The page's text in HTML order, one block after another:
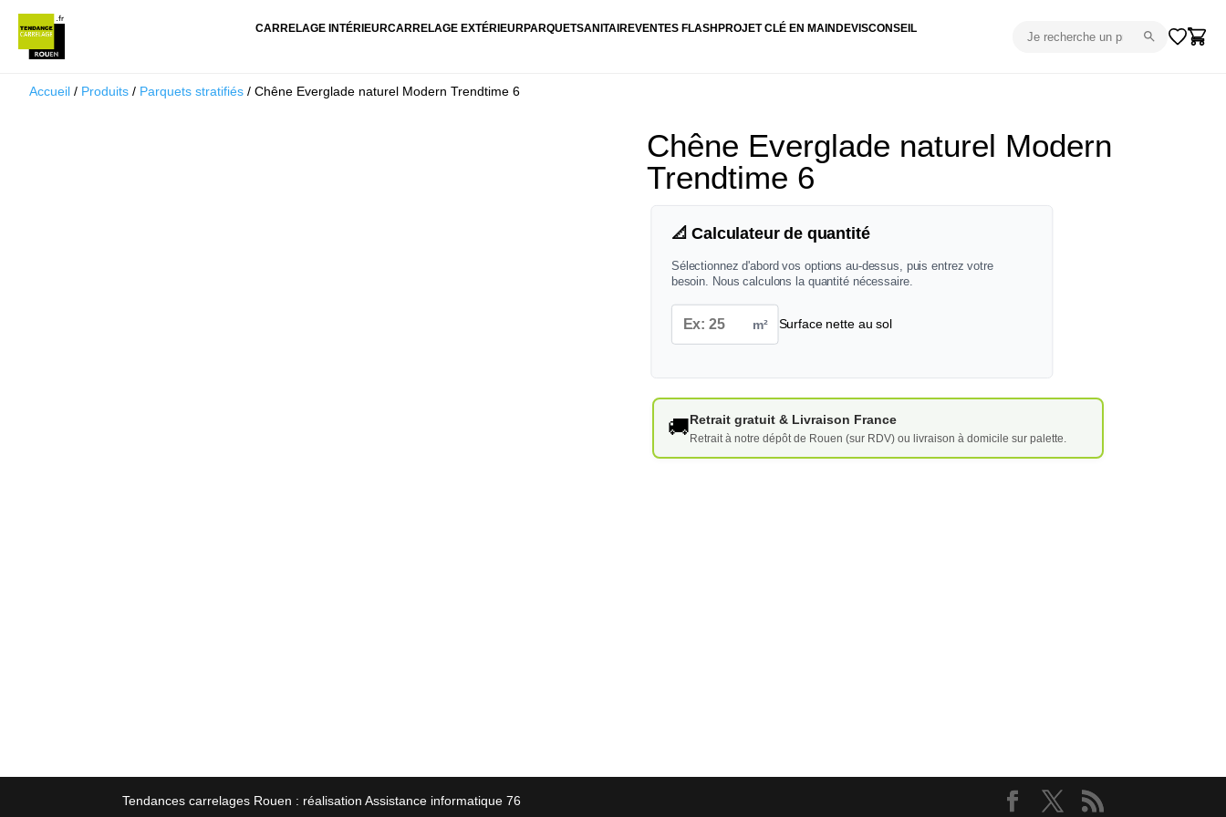
CARRELAGE INTÉRIEURCARRELAGE EXTÉRIEURPARQUETSANITAIREVENTES FLASH PROJET CLÉ EN MAIN DEVISCONSEIL
Accueil / Produits / Parquets stratifiés / Chêne Everglade naturel Modern Trendtime 6
Chêne Everglade naturel Modern
Trendtime 6
📐 Calculateur de quantité
Sélectionnez d'abord vos options au-dessus, puis entrez votre
besoin. Nous calculons la quantité nécessaire.
m² Surface nette au sol
🚚Retrait gratuit & Livraison France
Retrait à notre dépôt de Rouen (sur RDV) ou livraison à domicile sur palette.
Tendances carrelages Rouen : réalisation Assistance informatique 76